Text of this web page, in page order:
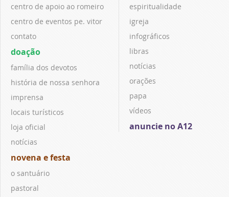
centro de apoio ao romeiro
centro de eventos pe. vitor
contato
doação
família dos devotos
história de nossa senhora
imprensa
locais turísticos
loja oficial
notícias
novena e festa
o santuário
pastoral
espiritualidade
igreja
infográficos
libras
notícias
orações
papa
vídeos
anuncie no A12